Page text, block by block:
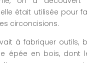
elle était utilisée pour
circoncisions.
à fabriquer outils,
épée en bois, dont